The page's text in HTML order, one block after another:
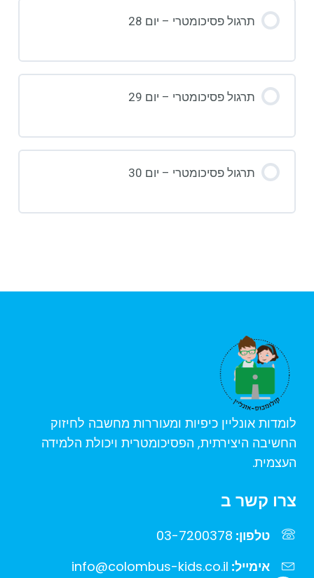
תרגול פסיכומטרי – יום 28
תרגול פסיכומטרי – יום 29
תרגול פסיכומטרי – יום 30
לומדות אונליין כיפיות ומעוררות מחשבה לחיזוק
החשיבה היצירתית, הפסיכומטרית ויכולת הלמידה
העצמית.
צרו קשר ב
טלפון: 03-7200378
אימייל: info@colombus-kids.co.il